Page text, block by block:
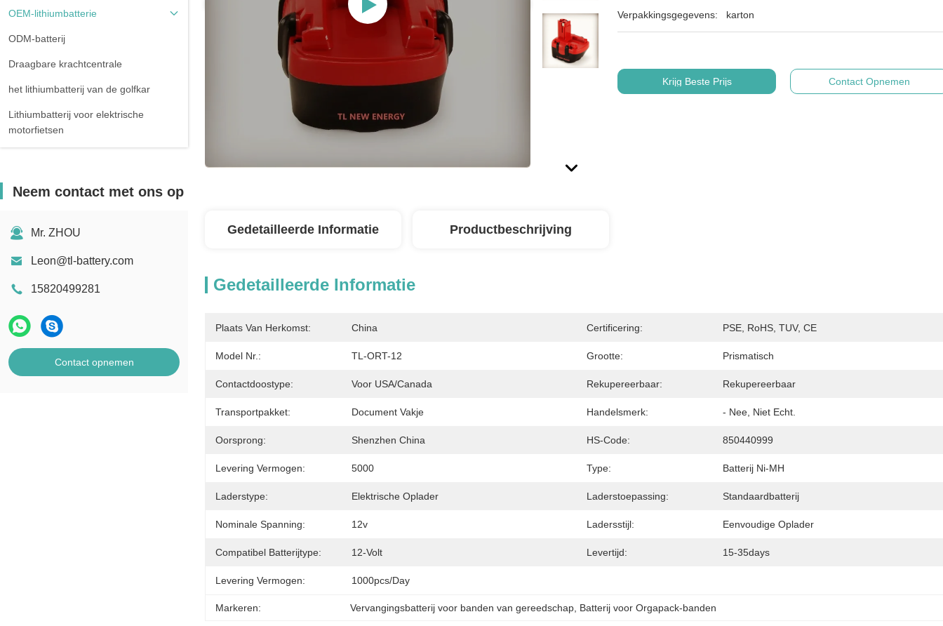
OEM-lithiumbatterie
ODM-batterij
Draagbare krachtcentrale
het lithiumbatterij van de golfkar
Lithiumbatterij voor elektrische
motorfietsen
Neem contact met ons op
Mr. ZHOU
Leon@tl-battery.com
15820499281
Contact opnemen
Verpakkingsgegevens: karton
Krijg Beste Prijs Contact Opnemen
Gedetailleerde Informatie Productbeschrijving
Gedetailleerde Informatie
Plaats Van Herkomst: China Certificering: PSE, RoHS, TUV, CE
Model Nr.: TL-ORT-12 Grootte: Prismatisch
Contactdoostype: Voor USA/Canada Rekupereerbaar: Rekupereerbaar
Transportpakket: Document Vakje Handelsmerk: - Nee, Niet Echt.
Oorsprong: Shenzhen China HS-Code: 850440999
Levering Vermogen: 5000 Type: Batterij Ni-MH
Laderstype: Elektrische Oplader Laderstoepassing: Standaardbatterij
Nominale Spanning: 12v Ladersstijl: Eenvoudige Oplader
Compatibel Batterijtype: 12-Volt Levertijd: 15-35days
Levering Vermogen: 1000pcs/day
Markeren: Vervangingsbatterij voor banden van gereedschap Batterij voor Orgapack-banden